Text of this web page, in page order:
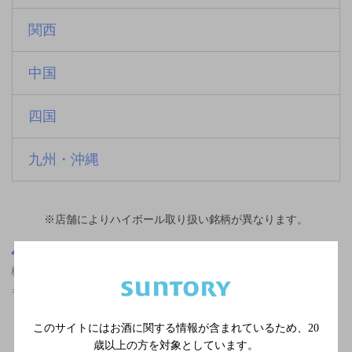
関西
中国
四国
九州・沖縄
※店舗によりハイボール取り扱い銘柄が異なります。
栃木県,創作洋食,マスターズドリームが飲める,オシャレなフンイ
キ,個室あり/クーポンありのお店
関連ページ
このサイトにはお酒に関する情報が含まれているため、 20
歳以上の方を対象としています。